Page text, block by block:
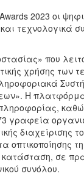
2023 οι
τεχνολογικά
που
χρήσης των
Η
γραφεία
διαχείρισης
οπτικοποίησης
σε
συνόλου.